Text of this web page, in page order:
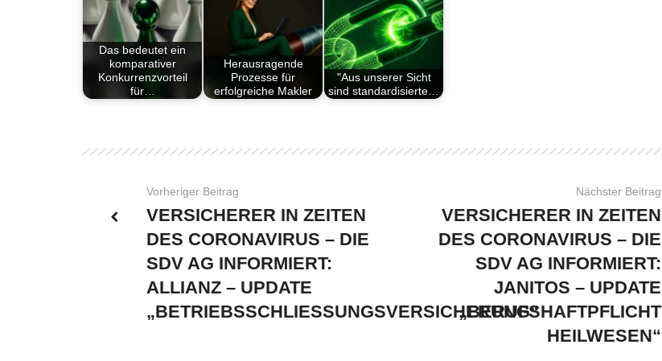
Das bedeutet ein
komparativer
Konkurrenzvorteil
für…
Herausragende
Prozesse für
erfolgreiche Makler
"Aus unserer Sicht
sind standardisierte…
Vorheriger Beitrag
VERSICHERER IN ZEITEN
DES CORONAVIRUS – DIE
SDV AG INFORMIERT:
ALLIANZ – UPDATE
„BETRIEBSSCHLIESSUNGSVERSICHERUNG“
Nächster Beitrag
VERSICHERER IN ZEITEN
DES CORONAVIRUS – DIE
SDV AG INFORMIERT:
JANITOS – UPDATE
„BERUFSHAFTPFLICHT
HEILWESEN“